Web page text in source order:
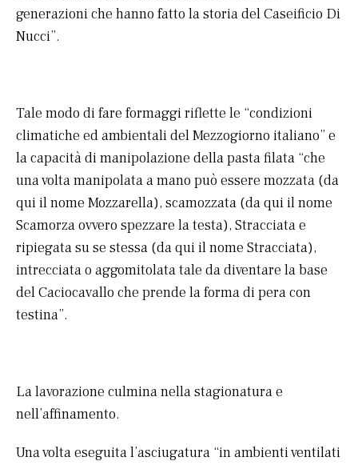
generazioni che hanno fatto la storia del Caseificio Di
Nucci”.
Tale modo di fare formaggi riflette le “condizioni
climatiche ed ambientali del Mezzogiorno italiano” e
la capacità di manipolazione della pasta filata “che
una volta manipolata a mano può essere mozzata (da
qui il nome Mozzarella), scamozzata (da qui il nome
Scamorza ovvero spezzare la testa), Stracciata e
ripiegata su se stessa (da qui il nome Stracciata),
intrecciata o aggomitolata tale da diventare la base
del Caciocavallo che prende la forma di pera con
testina”.
La lavorazione culmina nella stagionatura e
nell’affinamento.
Una volta eseguita l’asciugatura “in ambienti ventilati